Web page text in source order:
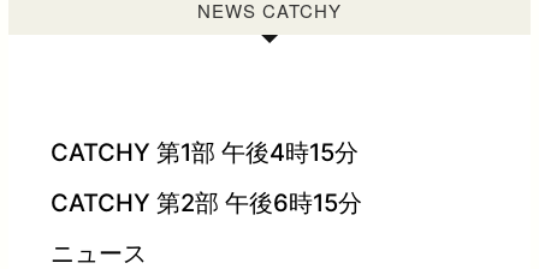
NEWS CATCHY
CATCHY 第1部 午後4時15分
CATCHY 第2部 午後6時15分
ニュース